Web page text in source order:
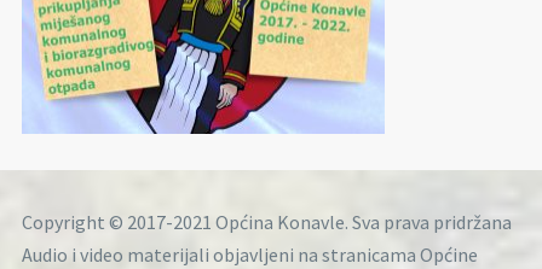
Copyright © 2017-2021 Općina Konavle. Sva prava pridržana
Audio i video materijali objavljeni na stranicama Općine